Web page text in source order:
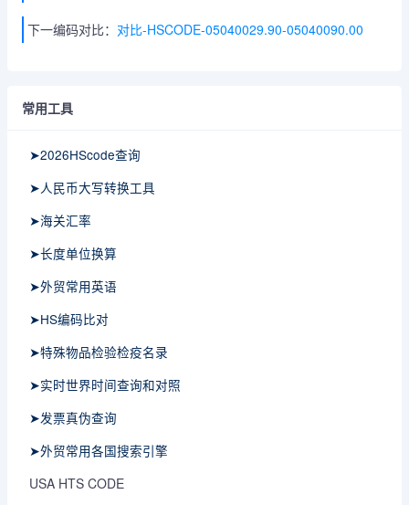
下一编码对比： 对比-HSCODE-05040029.90-05040090.00
常用工具
➤2026HScode查询
➤人民币大写转换工具
➤海关汇率
➤长度单位换算
➤外贸常用英语
➤HS编码比对
➤特殊物品检验检疫名录
➤实时世界时间查询和对照
➤发票真伪查询
➤外贸常用各国搜索引擎
USA HTS CODE